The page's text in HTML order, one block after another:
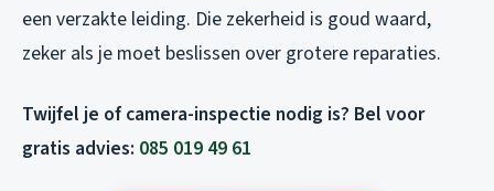
een verzakte leiding. Die zekerheid is goud waard,
zeker als je moet beslissen over grotere reparaties.
Twijfel je of camera-inspectie nodig is? Bel voor
gratis advies: 085 019 49 61